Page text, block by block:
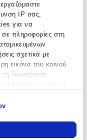
IP σας,
για να
πληροφορίες στη
σχετικά με
εικόνα του κοινού
δυνατότητα
με τη γεωγραφική
ακριβείς σε